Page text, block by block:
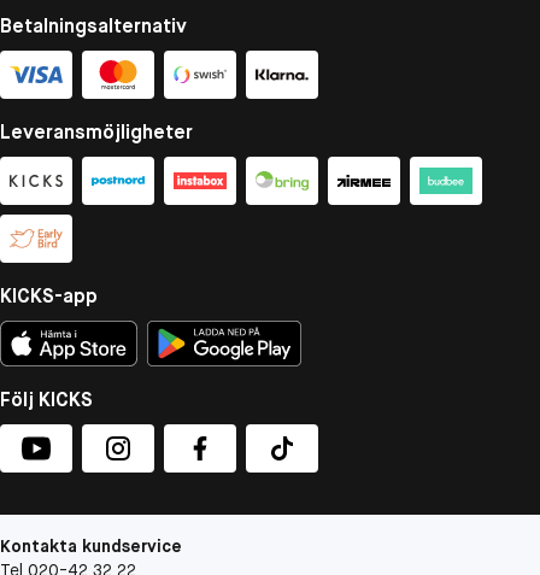
Betalningsalternativ
Leveransmöjligheter
KICKS-app
Följ KICKS
Kontakta kundservice
Tel 020-42 32 22